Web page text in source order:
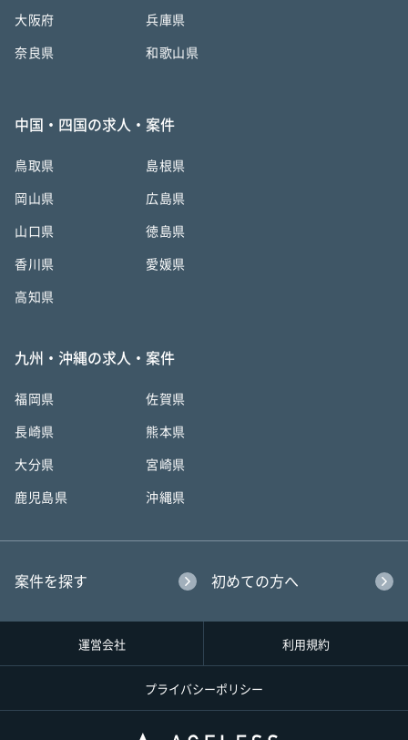
大阪府 兵庫県
奈良県 和歌山県
中国・四国の求人・案件
鳥取県 島根県
岡山県 広島県
山口県 徳島県
香川県 愛媛県
高知県
九州・沖縄の求人・案件
福岡県 佐賀県
長崎県 熊本県
大分県 宮崎県
鹿児島県 沖縄県
案件を探す 初めての方へ
運営会社 利用規約
プライバシーポリシー